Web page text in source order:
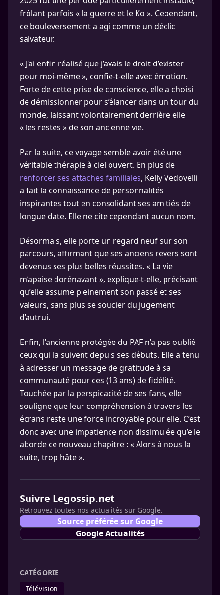
frôlant parfois « la guerre et le Ko ». Cependant,
ce bouleversement a agi comme un déclic
salvateur.
« J’ai enfin réalisé que j’avais le droit d’exister
pour moi-même », confie-t-elle avec émotion.
Forte de cette prise de conscience, elle a choisi
de démissionner pour s’élancer dans un tour du
monde, laissant volontairement derrière elle
« les restes » de son ancienne vie.
Par la suite, ce voyage semble avoir été une
véritable thérapie à ciel ouvert. En plus de
renforcer ses attaches familiales, Kelly Vedovelli
a fait la connaissance de personnalités
inspirantes tout en consolidant ses amitiés de
longue date. Elle ne cite cependant aucun nom.
Désormais, elle porte un regard neuf sur son
parcours, affirmant que ses anciens revers sont
devenus ses plus belles réussites. « La vie
m’apaise dorénavant », explique-t-elle, précisant
qu’elle assume pleinement son passé et ses
valeurs, sans plus se soucier du jugement
d’autrui.
Enfin, l’ancienne protégée du PAF n’a pas oublié
ceux qui la suivent depuis ses débuts. Elle a tenu
à adresser un message de gratitude à sa
communauté pour ces (13 ans) de fidélité.
Touchée par la perspicacité de ses fans, elle
souligne que leur compréhension à travers les
écrans reste une force incroyable pour elle. C’est
donc avec une impatience non dissimulée qu’elle
aborde ce nouveau chapitre : « Alors à nous la
suite, trop hâte ».
Suivre Legossip.net
Retrouvez toutes nos actualités sur Google.
Source préférée sur Google
Google Actualités
CATÉGORIE
Télévision